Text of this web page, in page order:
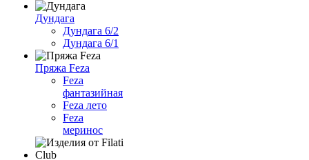
Дундага
Дундага 6/2
Дундага 6/1
Пряжа Feza
Feza
фантазийная
Feza лето
Feza
меринос